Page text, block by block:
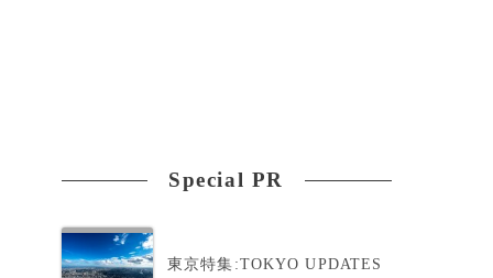
Special PR
東京特集:TOKYO UPDATES